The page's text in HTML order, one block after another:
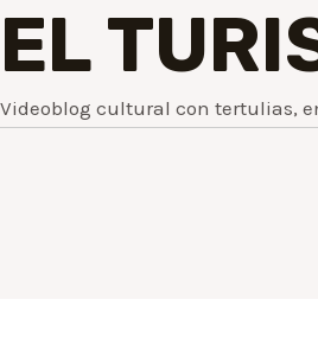
EL
Videoblog cultural con tertulias,